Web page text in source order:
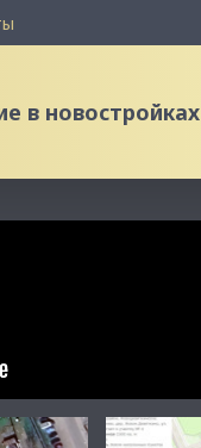
в новостройках